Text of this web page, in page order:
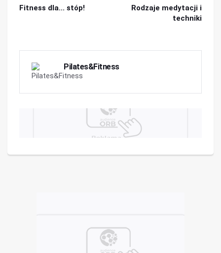
Fitness dla... stóp!
Rodzaje medytacji i
techniki
Pilates&Fitness